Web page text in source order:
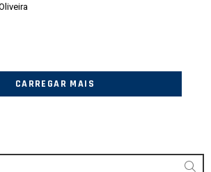
CARREGAR MAIS